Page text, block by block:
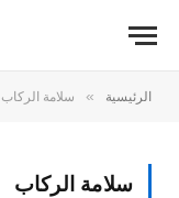
الرئيسية » سلامة الركاب
سلامة الركاب